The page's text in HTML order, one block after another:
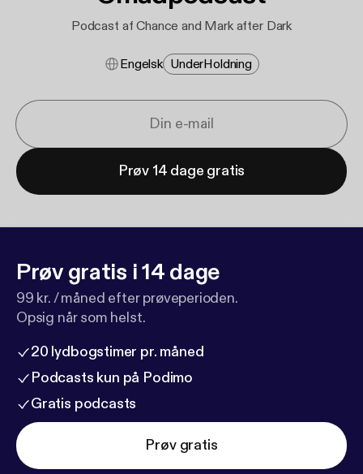
Podcast af Chance and Mark after Dark
Engelsk Under​holdning
Prøv 14 dage gratis
Prøv gratis i 14 dage
99 kr. / måned efter prøveperioden.
Opsig når som helst.
20 lydbogstimer pr. måned
Podcasts kun på Podimo
Gratis podcasts
Prøv gratis